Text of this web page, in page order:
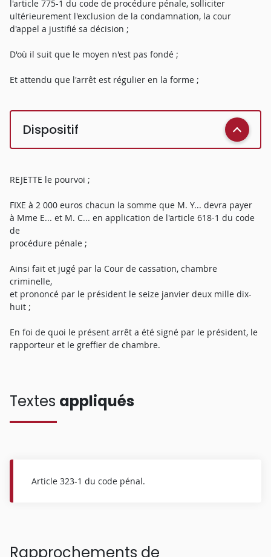
l'article 775-1 du code de procédure pénale, solliciter
ultérieurement l'exclusion de la condamnation, la cour
d'appel a justifié sa décision ;
D'où il suit que le moyen n'est pas fondé ;
Et attendu que l'arrêt est régulier en la forme ;
Dispositif
REJETTE le pourvoi ;
FIXE à 2 000 euros chacun la somme que M. Y... devra payer
à Mme E... et M. C... en application de l'article 618-1 du code
de
procédure pénale ;
Ainsi fait et jugé par la Cour de cassation, chambre
criminelle,
et prononcé par le président le seize janvier deux mille dix-
huit ;
En foi de quoi le présent arrêt a été signé par le président, le
rapporteur et le greffier de chambre.
Textes appliqués
Article 323-1 du code pénal.
Rapprochements de